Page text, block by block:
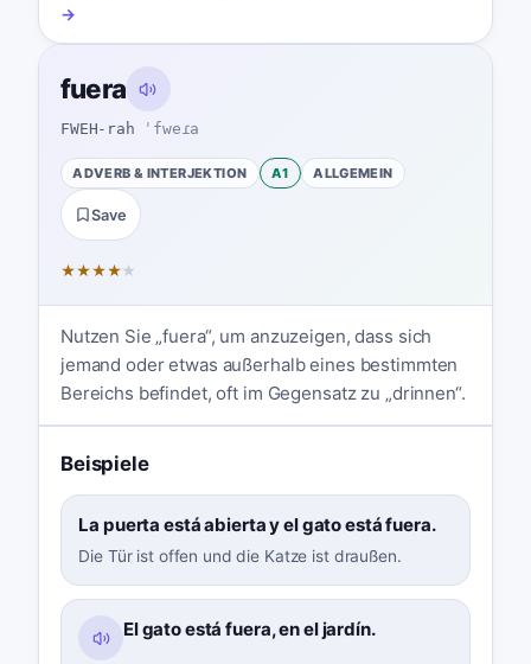
→
fuera
FWEH-rah ˈfweɾa
ADVERB & INTERJEKTION A1 ALLGEMEIN
Save
★★★★★
Nutzen Sie „fuera“, um anzuzeigen, dass sich
jemand oder etwas außerhalb eines bestimmten
Bereichs befindet, oft im Gegensatz zu „drinnen“.
Beispiele
La puerta está abierta y el gato está fuera.
Die Tür ist offen und die Katze ist draußen.
El gato está fuera, en el jardín.